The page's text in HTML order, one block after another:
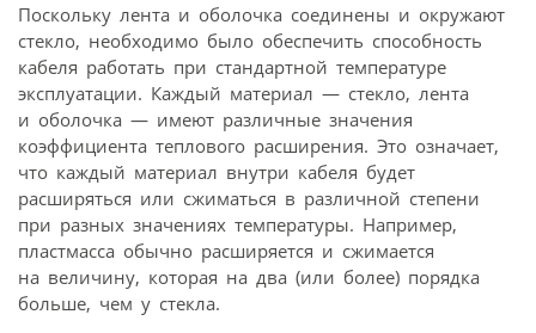
Поскольку лента и оболочка соединены и окружают
стекло, необходимо было обеспечить способность
кабеля работать при стандартной температуре
эксплуатации. Каждый материал — стекло, лента
и оболочка — имеют различные значения
коэффициента теплового расширения. Это означает,
что каждый материал внутри кабеля будет
расширяться или сжиматься в различной степени
при разных значениях температуры. Например,
пластмасса обычно расширяется и сжимается
на величину, которая на два (или более) порядка
больше, чем у стекла.